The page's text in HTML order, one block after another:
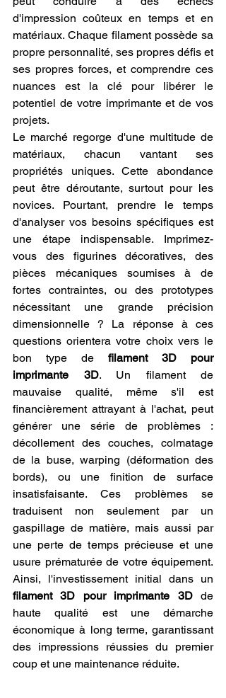
d'impression coûteux en temps et en
matériaux. Chaque filament possède sa
propre personnalité, ses propres défis et
ses propres forces, et comprendre ces
nuances est la clé pour libérer le
potentiel de votre imprimante et de vos
projets.
Le marché regorge d'une multitude de
matériaux, chacun vantant ses
propriétés uniques. Cette abondance
peut être déroutante, surtout pour les
novices. Pourtant, prendre le temps
d'analyser vos besoins spécifiques est
une étape indispensable. Imprimez-
vous des figurines décoratives, des
pièces mécaniques soumises à de
fortes contraintes, ou des prototypes
nécessitant une grande précision
dimensionnelle ? La réponse à ces
questions orientera votre choix vers le
bon type de filament 3D pour
imprimante 3D. Un filament de
mauvaise qualité, même s'il est
financièrement attrayant à l'achat, peut
générer une série de problèmes :
décollement des couches, colmatage
de la buse, warping (déformation des
bords), ou une finition de surface
insatisfaisante. Ces problèmes se
traduisent non seulement par un
gaspillage de matière, mais aussi par
une perte de temps précieuse et une
usure prématurée de votre équipement.
filament 3D pour imprimante 3D de
haute qualité est une démarche
économique à long terme, garantissant
des impressions réussies du premier
coup et une maintenance réduite.